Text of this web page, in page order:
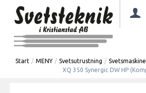
Start / MENY / Svetsutrustning /
XQ 350 Synergic DW HP